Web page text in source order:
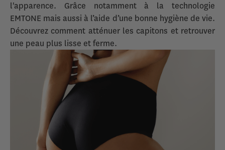
l'apparence. Grâce notamment à la technologie
EMTONE mais aussi à l’aide d’une bonne hygiène de vie.
Découvrez comment atténuer les capitons et retrouver
une peau plus lisse et ferme.